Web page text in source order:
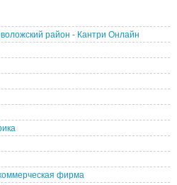
район - Кантри Онлайн
фирма